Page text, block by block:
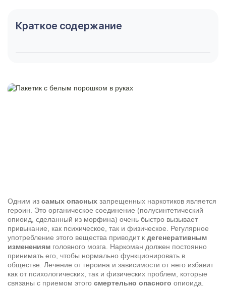
Краткое содержание
Одним из самых опасных запрещенных наркотиков является
героин. Это органическое соединение (полусинтетический
опиоид, сделанный из морфина) очень быстро вызывает
привыкание, как психическое, так и физическое. Регулярное
употребление этого вещества приводит к дегенеративным
изменениям головного мозга. Наркоман должен постоянно
принимать его, чтобы нормально функционировать в
обществе. Лечение от героина и зависимости от него избавит
как от психологических, так и физических проблем, которые
связаны с приемом этого смертельно опасного опиоида.